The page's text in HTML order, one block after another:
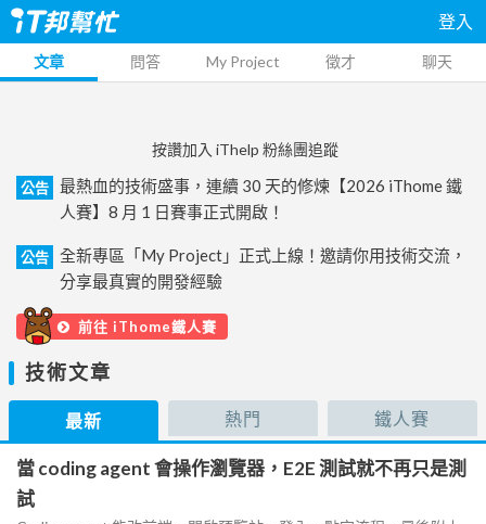
登入
文章 問答 My Project 徵才 聊天
按讚加入 iThelp 粉絲團追蹤
公告
最熱血的技術盛事，連續 30 天的修煉【2026 iThome 鐵
人賽】8 月 1 日賽事正式開啟！
公告
全新專區「My Project」正式上線！邀請你用技術交流，
分享最真實的開發經驗
前往 iThome鐵人賽
技術文章
最新 熱門 鐵人賽
當 coding agent 會操作瀏覽器，E2E 測試就不再只是測
試